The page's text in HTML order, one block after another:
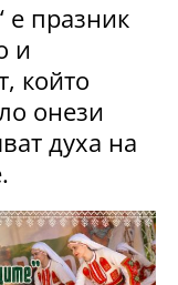
е празник
и
който
онези
духа на